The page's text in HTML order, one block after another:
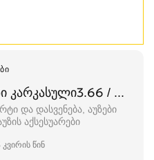
კარკასული3.66 / 0.76
და დასვენება, აუზები
აქსესუარები
კვირის წინ